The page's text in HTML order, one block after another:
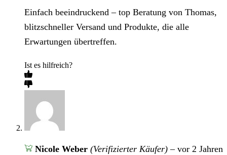
Einfach beeindruckend – top Beratung von Thomas,
blitzschneller Versand und Produkte, die alle
Erwartungen übertreffen.
Ist es hilfreich?
Nicole Weber (Verifizierter Käufer) – vor 2 Jahren